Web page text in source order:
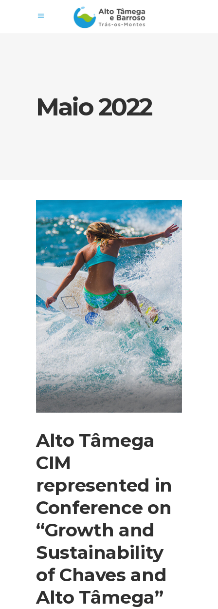
Maio 2022
Alto Tâmega
CIM
represented in
Conference on
“Growth and
Sustainability
of Chaves and
Alto Tâmega”